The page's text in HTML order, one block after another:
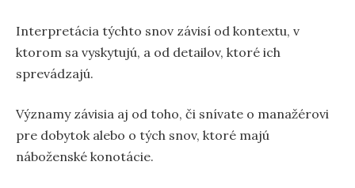
Interpretácia týchto snov závisí od kontextu, v
ktorom sa vyskytujú, a od detailov, ktoré ich
sprevádzajú.
Významy závisia aj od toho, či snívate o manažérovi
pre dobytok alebo o tých snov, ktoré majú
náboženské konotácie.